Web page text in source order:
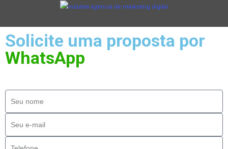
Solicite uma proposta por
WhatsApp